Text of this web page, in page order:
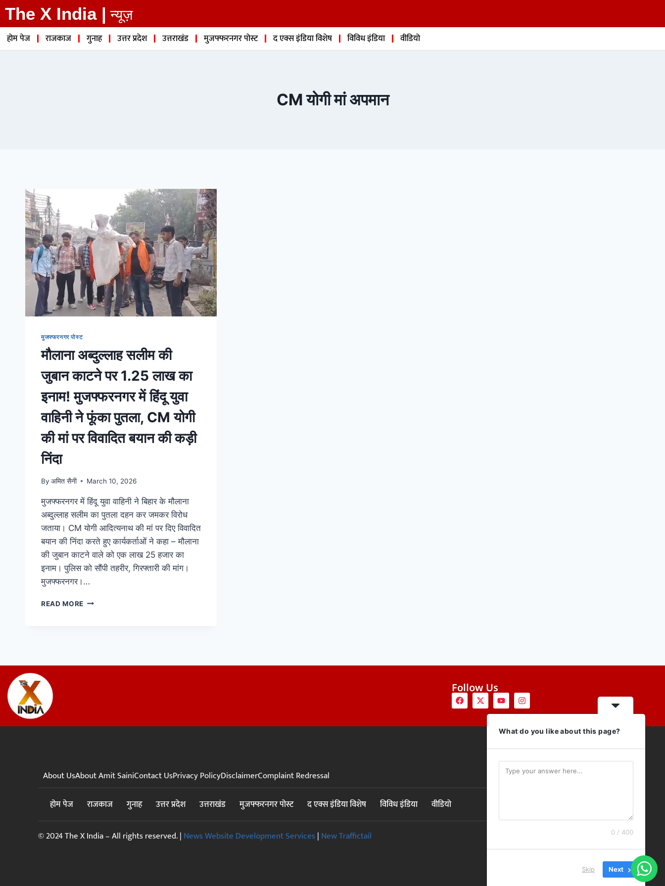
The X India | न्यूज़
होम पेज राजकाज गुनाह उत्तर प्रदेश उत्तराखंड मुजफ्फरनगर पोस्ट द एक्स इंडिया विशेष विविध इंडिया वीडियो
CM योगी मां अपमान
मुजफ्फरनगर पोस्ट
मौलाना अब्दुल्लाह सलीम की
जुबान काटने पर 1.25 लाख का
इनाम! मुजफ्फरनगर में हिंदू युवा
वाहिनी ने फूंका पुतला, CM योगी
की मां पर विवादित बयान की कड़ी
निंदा
By अमित सैनी March 10, 2026
मुजफ्फरनगर में हिंदू युवा वाहिनी ने बिहार के मौलाना
अब्दुल्लाह सलीम का पुतला दहन कर जमकर विरोध
जताया। CM योगी आदित्यनाथ की मां पर दिए विवादित
बयान की निंदा करते हुए कार्यकर्ताओं ने कहा – मौलाना
की जुबान काटने वाले को एक लाख 25 हजार का
इनाम। पुलिस को सौंपी तहरीर, गिरफ्तारी की मांग।
मुजफ्फरनगर।…
READ MORE
Follow Us
About UsAbout Amit SainiContact UsPrivacy PolicyDisclaimerComplaint Redressal
होम पेज राजकाज गुनाह उत्तर प्रदेश उत्तराखंड मुजफ्फरनगर पोस्ट द एक्स इंडिया विशेष विविध इंडिया वीडियो
© 2024 The X India – All rights reserved. | News Website Development Services| New Traffictail
What do you like about this page?
0 / 400
Skip Next